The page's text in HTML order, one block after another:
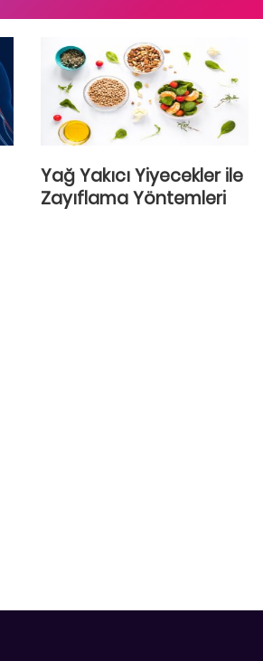
Yağ Yakıcı Yiyecekler ile
Zayıflama Yöntemleri